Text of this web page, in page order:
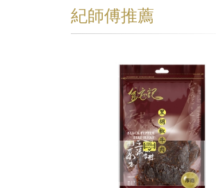
紀師傅推薦